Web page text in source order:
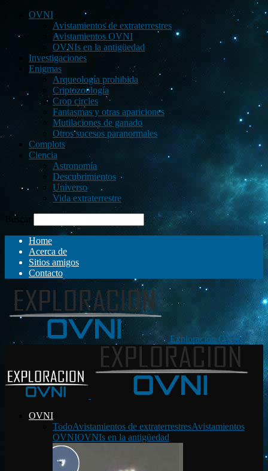
OVNI
Avistamientos de extraterrestres
Avistamientos OVNI
OVNIs en la antigüedad
Investigaciones
Enigmas
Arqueología prohibida
Criptozoología
Crop circles
Fantasmas y otras apariciones
Mutilaciones de ganado
Otros sucesos paranormales
Complots
Ciencia
Astronomía
Descubrimientos
Universo
Vida extraterrestre
Buscar
Home
Acerca de
Sitios amigos
Contacto
Exploración OVNI
OVNI
TodoAvistamientos de extraterrestresAvistamientos
OVNIOVNIs en la antigüedad